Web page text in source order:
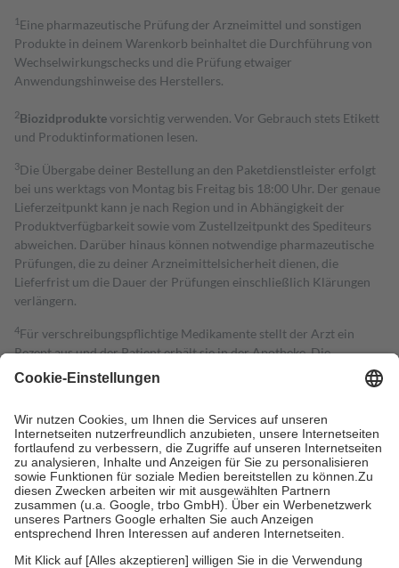
1 Eine pharmazeutische Prüfung der Arzneimittel und sonstigen
Produkte in deinem Warenkorb beinhaltet die Durchführung von
Wechselwirkungschecks und die Prüfung etwaiger
Anwendungshinweise des Herstellers.
2Biozidproduktevorsichtig verwenden. Vor Gebrauch stets Etikett
und Produktinformationen lesen.
3Die Übergabe deiner Bestellung an den Paketdienstleister erfolgt
bei uns werktags von Montag bis Freitag bis 18:00 Uhr. Der genaue
Lieferzeitpunkt kann je nach Region und in Abhängigkeit der
Produktverfügbarkeit sowie vom Zustellzeitpunkt des Spediteurs
abweichen. Darüber hinaus können notwendige pharmazeutische
Prüfungen, die zu deiner Arzneimittelsicherheit dienen, die
Lieferfrist um die Dauer der Prüfungen einschließlich Klärungen
verlängern.
4Für verschreibungspflichtige Medikamente stellt der Arzt ein
Rezept aus und der Patient erhält sie in der Apotheke. Die
gesetzliche Krankenversicherung übernimmt in der Regel die
Kosten dafür, der Versicherte trägt einen Teil davon als Zuzahlung
Grundsätzlich leisten Mitglieder Zuzahlungen in Höhe von zehn
Prozent des Abgabepreises,mindestens jedochfünf Euround
höchstens zehn Euro.Es sind jedoch nie mehr als die tatsächlichen
Kosten der Leistung zu entrichten.
Diese Regeln gelten grundsätzlich auch für Online-Apotheken.
Bei Heilmitteln und häuslicher Krankenpflege beträgt die
Zuzahlung zehn Prozent der Kosten sowie zehn Euro je
Verordnung.